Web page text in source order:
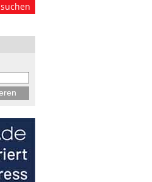
suchen